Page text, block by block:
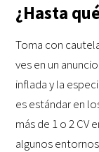
¿Hasta
Toma con
ves en un
inflada y la
es estándar en
más de 1 o 2 CV
algunos